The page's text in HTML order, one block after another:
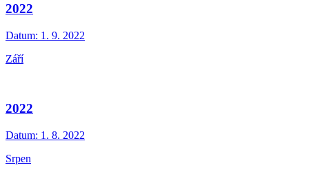
2022
Datum: 1. 9. 2022
Září
2022
Datum: 1. 8. 2022
Srpen